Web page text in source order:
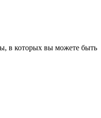
в которых вы можете быть